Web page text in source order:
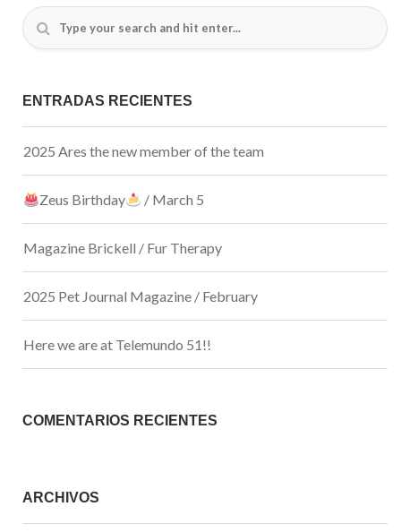
ENTRADAS RECIENTES
2025 Ares the new member of the team
Zeus Birthday / March 5
Magazine Brickell / Fur Therapy
2025 Pet Journal Magazine / February
Here we are at Telemundo 51!!
COMENTARIOS RECIENTES
ARCHIVOS